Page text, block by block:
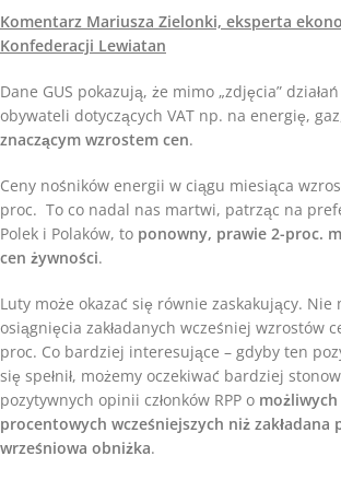
Komentarz Mariusza Zielonki, eksperta
Konfederacji Lewiatan
Dane GUS pokazują, że mimo „zdjęcia”
obywateli dotyczących VAT np. na energię,
znaczącym wzrostem cen.
Ceny nośników energii w ciągu miesiąca
proc. To co nadal nas martwi, patrząc na
Polek i Polaków, to ponowny, prawie 2-proc.
cen żywności.
Luty może okazać się równie zaskakujący. Nie
osiągnięcia zakładanych wcześniej wzrostów
proc. Co bardziej interesujące – gdyby ten
się spełnił, możemy oczekiwać bardziej
pozytywnych opinii członków RPP o
procentowych wcześniejszych niż zakładana
wrześniowa obniżka.